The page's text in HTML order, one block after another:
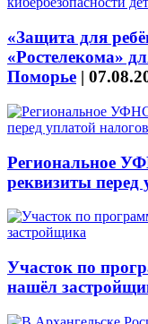
«Защита для
«Ростелекома»
Поморье |
Региональное
реквизиты перед
Участок по
нашёл